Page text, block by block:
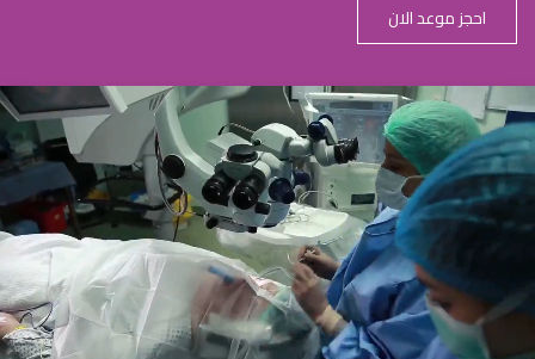
احجز موعد الان